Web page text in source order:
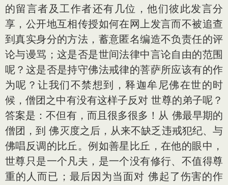
的留言者及工作者还有几位，他们彼此发言分
享，公开地互相传授如何在网上发言而不被追查
到真实身分的方法，蓄意匿名编造不负责任的评
论与谩骂；这是否是世间法律中言论自由的范围
呢？这是否是持守佛法戒律的菩萨所应该有的作
为呢？让我们不禁想到，释迦牟尼佛在世的时
候，僧团之中有没有这样子反对 世尊的弟子呢？
答案是：不但有，而且很多很多！从 佛最早期的
僧团，到 佛灭度之后，从来不缺乏违戒犯纪、与
佛唱反调的比丘。例如善星比丘，在他的眼中，
世尊只是一个凡夫，是一个没有修行、不值得尊
重的人而已；最后因为当面对 佛起了伤害的作